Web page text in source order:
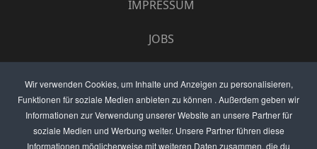
Wir verwenden Cookies, um Inhalte und Anzeigen zu personalisieren,
Funktionen für soziale Medien anbieten zu können . Außerdem geben wir
Informationen zur Verwendung unserer Website an unsere Partner für
soziale Medien und Werbung weiter. Unsere Partner führen diese
Informationen möglicherweise mit weiteren Daten zusammen, die du
IMPRESSUM
JOBS
ANZEIGEN PREISE
BEWERTET UNS